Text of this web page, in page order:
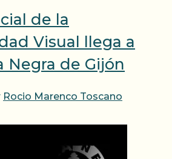
de la
Visual llega a
Negra de Gijón
Rocio Marenco Toscano